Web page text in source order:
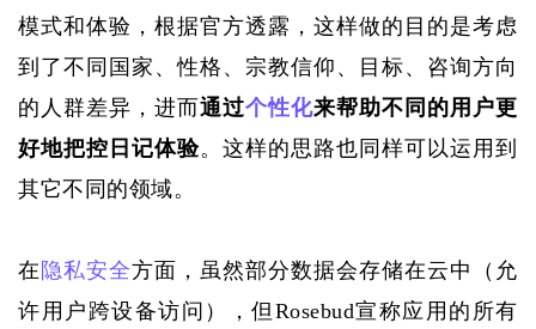
模式和体验，根据官方透露，这样做的目的是考虑
到了不同国家、性格、宗教信仰、目标、咨询方向
的人群差异，进而通过个性化来帮助不同的用户更
好地把控日记体验。这样的思路也同样可以运用到
其它不同的领域。
在 隐私安全方面，虽然部分数据会存储在云中（允
许用户跨设备访问），但 Rosebud宣称应用的所有